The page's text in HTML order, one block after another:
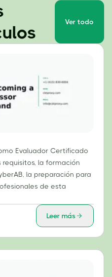
Ver todo
Evaluador Certificado
requisitos, la formación
la preparación para
de esta
Leer más